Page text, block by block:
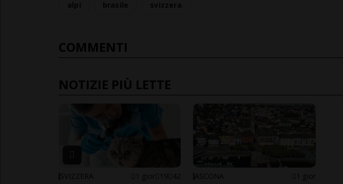
COMMENTI
NOTIZIE PIÙ LETTE
SVIZZERA 1 gior 19 42 ASCONA 1 gior